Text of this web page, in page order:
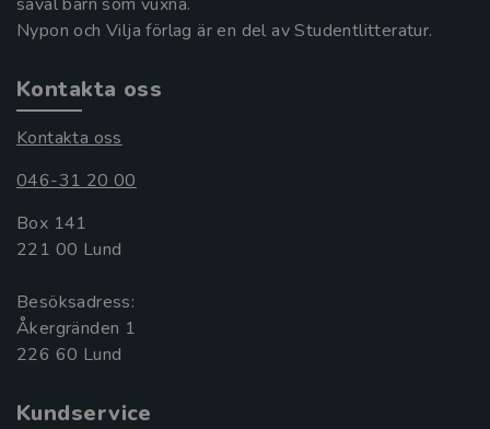
Nypon och Vilja förlag är en del av Studentlitteratur.
Kontakta oss
Kontakta oss
046-31 20 00
Box 141
221 00 Lund
Besöksadress:
Åkergränden 1
Kundservice